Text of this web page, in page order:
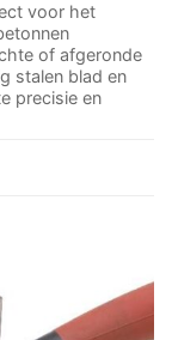
voor het
of afgeronde
stalen blad en
precisie en